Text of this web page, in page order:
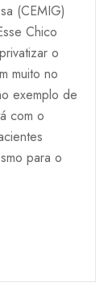
(CEMIG)
Chico
o
muito no
exemplo de
com o
para o